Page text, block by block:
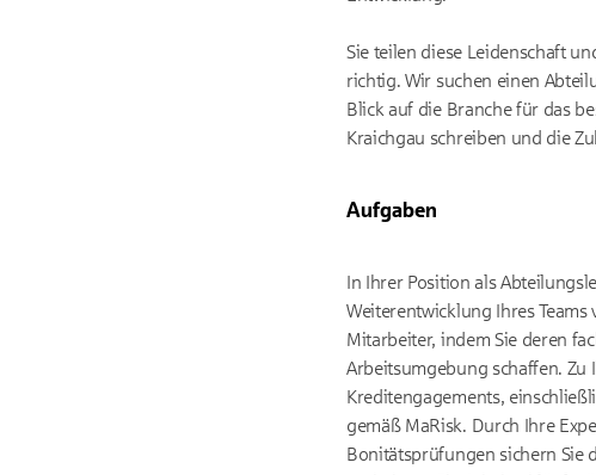
Sie teilen diese Leidenschaft
richtig. Wir suchen einen
Blick auf die Branche für das
Kraichgau schreiben und die
Aufgaben
In Ihrer Position als
Weiterentwicklung Ihres
Mitarbeiter, indem Sie deren
Arbeitsumgebung schaffen.
Kreditengagements,
gemäß MaRisk. Durch Ihre
Bonitätsprüfungen sichern Sie